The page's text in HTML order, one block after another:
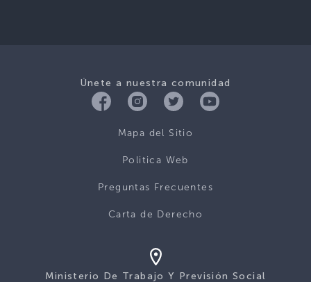
Únete a nuestra comunidad
Mapa del Sitio
Politica Web
Preguntas Frecuentes
Carta de Derecho
Ministerio De Trabajo Y Previsión Social